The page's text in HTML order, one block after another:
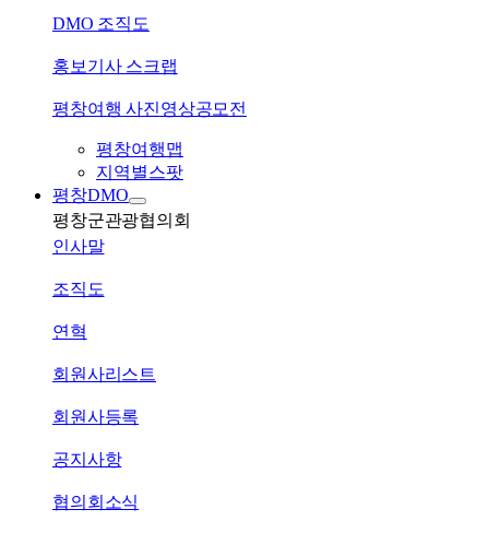
DMO 조직도
홍보기사 스크랩
평창여행 사진영상공모전
평창여행맵
지역별스팟
평창DMO
평창군관광협의회
인사말
조직도
연혁
회원사리스트
회원사등록
공지사항
협의회소식